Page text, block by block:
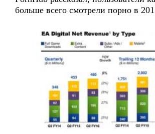
больше всего смотрели порно в